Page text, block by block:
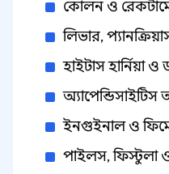
কোলন ও
লিভার,
হাইটাস হার্নিয়া ও
ইনগুইনাল ও
পাইলস, ফিস্টুলা